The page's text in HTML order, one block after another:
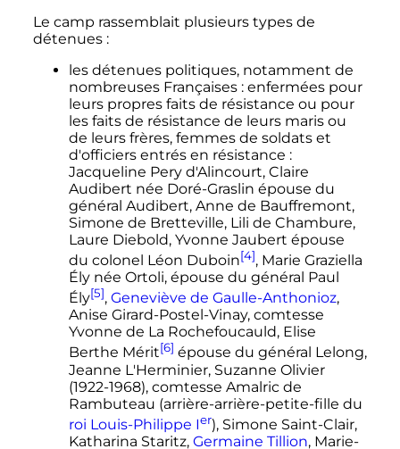
Le camp rassemblait plusieurs types de
détenues :
les détenues politiques, notamment de
nombreuses Françaises : enfermées pour
leurs propres faits de résistance ou pour
les faits de résistance de leurs maris ou
de leurs frères, femmes de soldats et
d'officiers entrés en résistance :
Jacqueline Pery d'Alincourt, Claire
Audibert née Doré-Graslin épouse du
général Audibert, Anne de Bauffremont,
Simone de Bretteville, Lili de Chambure,
Laure Diebold, Yvonne Jaubert épouse
du colonel Léon Duboin[4], Marie Graziella
Ély née Ortoli, épouse du général Paul
Ély[5], Geneviève de Gaulle-Anthonioz,
Anise Girard-Postel-Vinay, comtesse
Yvonne de La Rochefoucauld, Elise
Berthe Mérit[6] épouse du général Lelong,
Jeanne L'Herminier, Suzanne Olivier
(1922-1968), comtesse Amalric de
Rambuteau (arrière-arrière-petite-fille du
roi Louis-Philippe Ier), Simone Saint-Clair,
Katharina Staritz, Germaine Tillion, Marie-